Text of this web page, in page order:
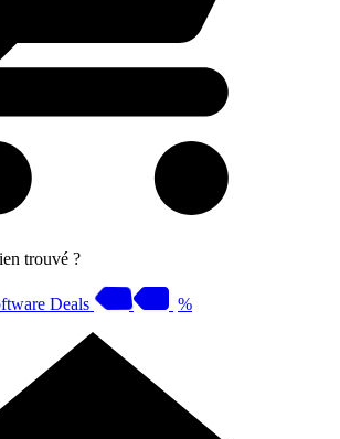
trouvé ?
Deals %